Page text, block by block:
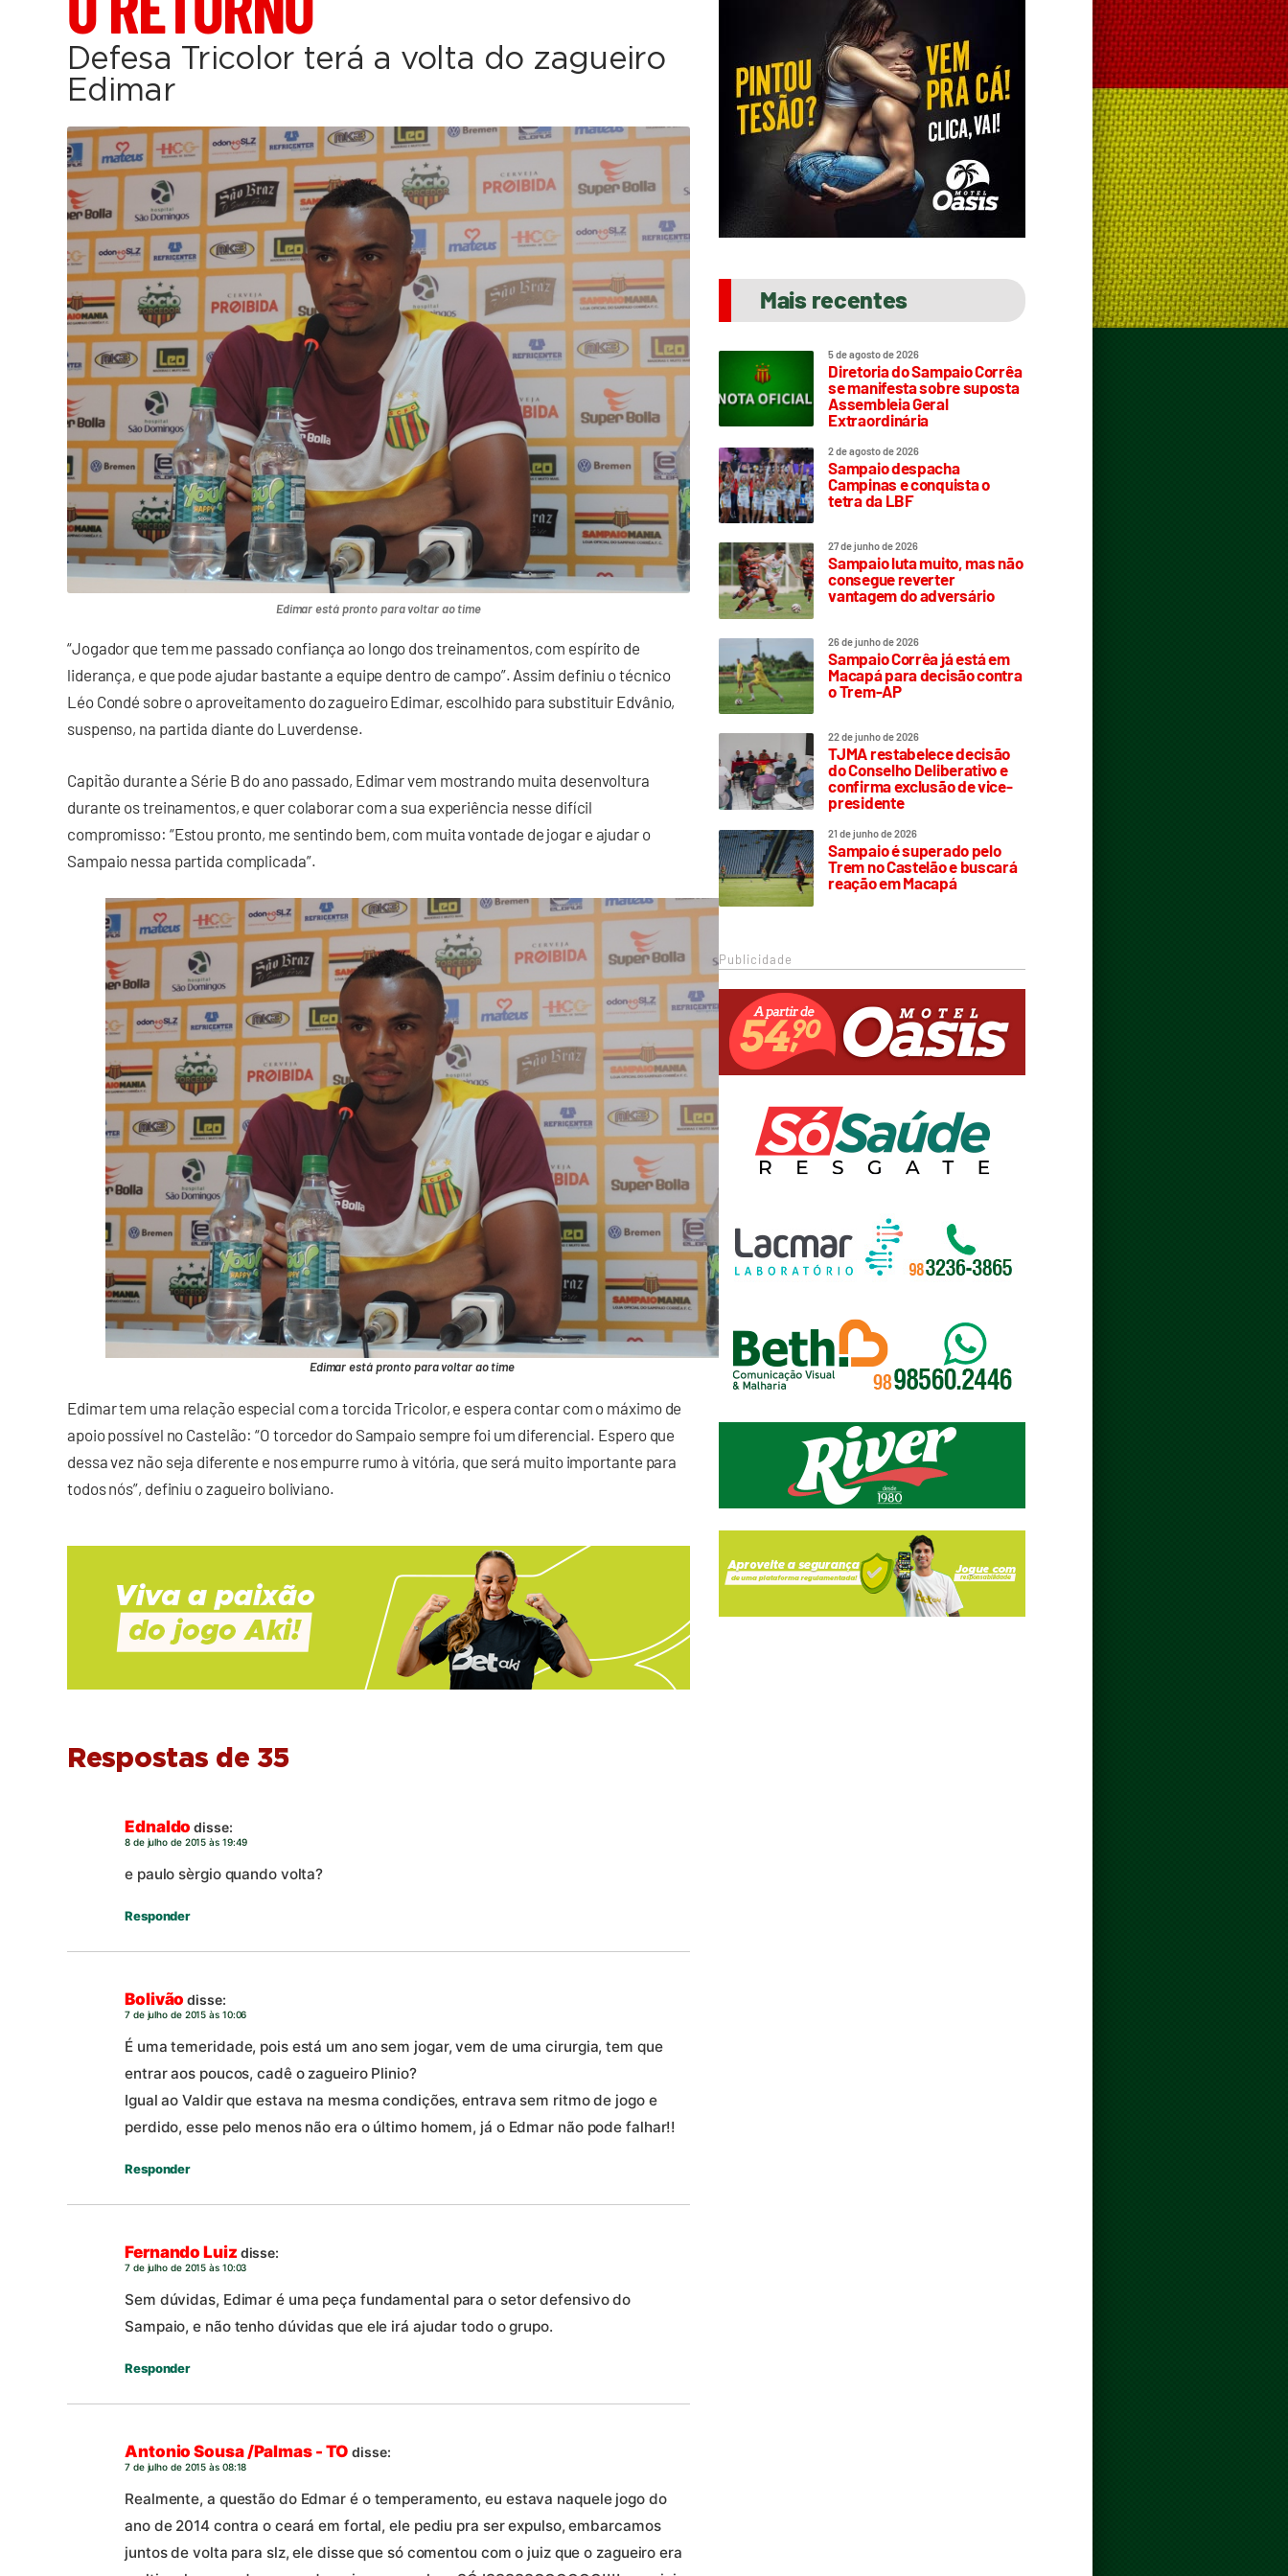
Defesa Tricolor terá a volta do zagueiro
Edimar
Edimar está pronto para voltar ao time
“Jogador que tem me passado confiança ao longo dos treinamentos, com espírito de
liderança, e que pode ajudar bastante a equipe dentro de campo”. Assim definiu o técnico
Léo Condé sobre o aproveitamento do zagueiro Edimar, escolhido para substituir Edvânio,
suspenso, na partida diante do Luverdense.
Capitão durante a Série B do ano passado, Edimar vem mostrando muita desenvoltura
durante os treinamentos, e quer colaborar com a sua experiência nesse difícil
compromisso: “Estou pronto, me sentindo bem, com muita vontade de jogar e ajudar o
Sampaio nessa partida complicada”.
Edimar está pronto para voltar ao time
Edimar tem uma relação especial com a torcida Tricolor, e espera contar com o máximo de
apoio possível no Castelão: “O torcedor do Sampaio sempre foi um diferencial. Espero que
dessa vez não seja diferente e nos empurre rumo à vitória, que será muito importante para
todos nós”, definiu o zagueiro boliviano.
Respostas de 35
Ednaldo disse:
8 de julho de 2015 às 19:49
e paulo sèrgio quando volta?
Responder
Bolivão disse:
7 de julho de 2015 às 10:06
É uma temeridade, pois está um ano sem jogar, vem de uma cirurgia, tem que
entrar aos poucos, cadê o zagueiro Plinio?
Igual ao Valdir que estava na mesma condições, entrava sem ritmo de jogo e
perdido, esse pelo menos não era o último homem, já o Edmar não pode falhar!!
Responder
Fernando Luiz disse:
7 de julho de 2015 às 10:03
Sem dúvidas, Edimar é uma peça fundamental para o setor defensivo do
Sampaio, e não tenho dúvidas que ele irá ajudar todo o grupo.
Responder
Antonio Sousa /Palmas - TO disse:
7 de julho de 2015 às 08:18
Realmente, a questão do Edmar é o temperamento, eu estava naquele jogo do
ano de 2014 contra o ceará em fortal, ele pediu pra ser expulso, embarcamos
juntos de volta para slz, ele disse que só comentou com o juiz que o zagueiro era
Mais recentes
5 de agosto de 2026
Diretoria do Sampaio Corrêa
se manifesta sobre suposta
Assembleia Geral
Extraordinária
2 de agosto de 2026
Sampaio despacha
Campinas e conquista o
tetra da LBF
27 de junho de 2026
Sampaio luta muito, mas não
consegue reverter
vantagem do adversário
26 de junho de 2026
Sampaio Corrêa já está em
Macapá para decisão contra
o Trem-AP
22 de junho de 2026
TJMA restabelece decisão
do Conselho Deliberativo e
confirma exclusão de vice-
presidente
21 de junho de 2026
Sampaio é superado pelo
Trem no Castelão e buscará
reação em Macapá
Publicidade